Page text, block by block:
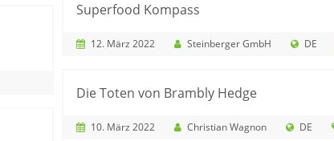
Superfood Kompass
12. März 2022 Steinberger GmbH DE
Die Toten von Brambly Hedge
10. März 2022 Christian Wagnon DE